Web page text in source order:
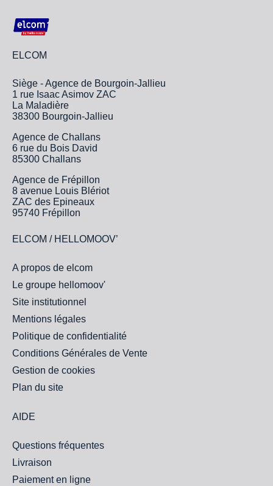
ELCOM
Siège - Agence de Bourgoin-Jallieu
1 rue Isaac Asimov ZAC
La Maladière
38300 Bourgoin-Jallieu
Agence de Challans
6 rue du Bois David
85300 Challans
Agence de Frépillon
8 avenue Louis Blériot
ZAC des Epineaux
95740 Frépillon
ELCOM / HELLOMOOV’
A propos de elcom
Le groupe hellomoov'
Site institutionnel
Mentions légales
Politique de confidentialité
Conditions Générales de Vente
Gestion de cookies
Plan du site
AIDE
Questions fréquentes
Livraison
Paiement en ligne